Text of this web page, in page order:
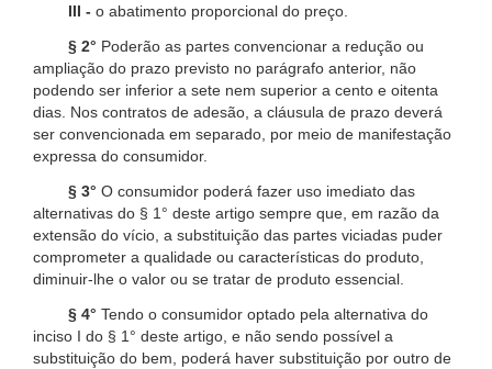
III - o abatimento proporcional do preço.
§ 2° Poderão as partes convencionar a redução ou
ampliação do prazo previsto no parágrafo anterior, não
podendo ser inferior a sete nem superior a cento e oitenta
dias. Nos contratos de adesão, a cláusula de prazo deverá
ser convencionada em separado, por meio de manifestação
expressa do consumidor.
§ 3° O consumidor poderá fazer uso imediato das
alternativas do § 1° deste artigo sempre que, em razão da
extensão do vício, a substituição das partes viciadas puder
comprometer a qualidade ou características do produto,
diminuir-lhe o valor ou se tratar de produto essencial.
§ 4° Tendo o consumidor optado pela alternativa do
inciso I do § 1° deste artigo, e não sendo possível a
substituição do bem, poderá haver substituição por outro de